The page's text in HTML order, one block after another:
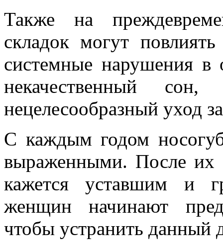
Также на
складок могут
системные нарушения в
некачественный
нецелесообразный уход
С каждым годом
выраженными. После их
кажется уставшим и
женщин начинают
чтобы устранить данный